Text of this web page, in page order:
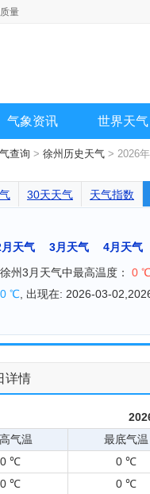
量
气象资讯 世界天气
查询 > 徐州历史天气 > 2026
30天天气 天气指数
天气 3月天气 4月天气
州3月天气中最高温度： 0 ℃
0 ℃ , 出现在: 2026-03-
详情
气温 最底气温
0 ℃
0 ℃
0 ℃
0 ℃